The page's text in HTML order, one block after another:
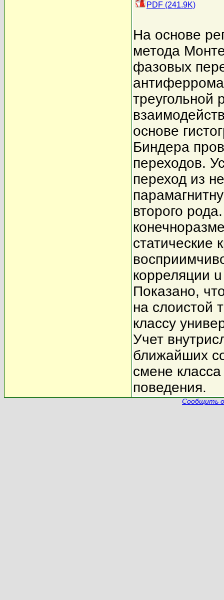
PDF (241.9K)
На основе
метода
фазовых
треугольной
основе
Биндера
переходов.
переход из
второго
статические
корреляции
Показано,
на слоистой
классу
Учет
ближайших
смене класса
поведения.
Сообщить о